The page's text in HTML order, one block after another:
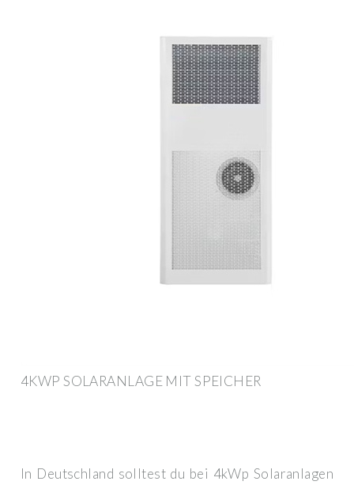
4KWP SOLARANLAGE MIT SPEICHER
In Deutschland solltest du bei 4kWp Solaranlagen